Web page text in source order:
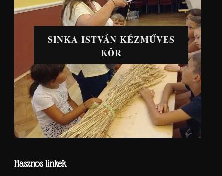
SINKA ISTVÁN KÉZMŰVES
KÖR
Hasznos linkek